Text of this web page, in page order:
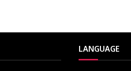
LANGUAGE